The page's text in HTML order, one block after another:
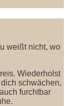
weißt nicht, wo
Wiederholst
schwächen,
furchtbar